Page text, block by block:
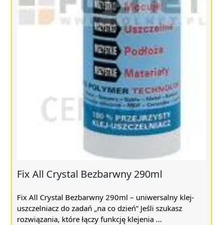
Fix All Crystal Bezbarwny 290ml
Fix All Crystal Bezbarwny 290ml – uniwersalny klej-
uszczelniacz do zadań „na co dzień” Jeśli szukasz
rozwiązania, które łączy funkcję klejenia ...